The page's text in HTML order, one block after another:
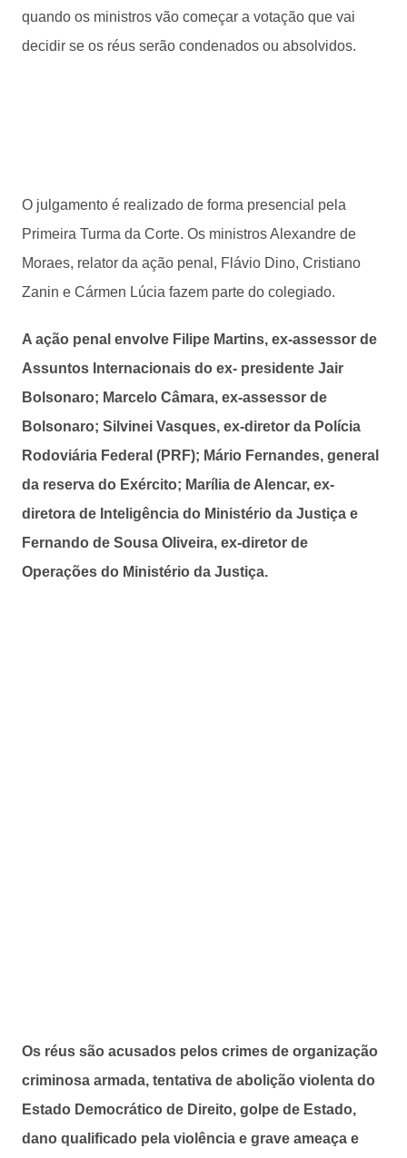
quando os ministros vão começar a votação que vai
decidir se os réus serão condenados ou absolvidos.
O julgamento é realizado de forma presencial pela
Primeira Turma da Corte. Os ministros Alexandre de
Moraes, relator da ação penal, Flávio Dino, Cristiano
Zanin e Cármen Lúcia fazem parte do colegiado.
A ação penal envolve Filipe Martins, ex-assessor de
Assuntos Internacionais do ex- presidente Jair
Bolsonaro; Marcelo Câmara, ex-assessor de
Bolsonaro; Silvinei Vasques, ex-diretor da Polícia
Rodoviária Federal (PRF); Mário Fernandes, general
da reserva do Exército; Marília de Alencar, ex-
diretora de Inteligência do Ministério da Justiça e
Fernando de Sousa Oliveira, ex-diretor de
Operações do Ministério da Justiça.
Os réus são acusados pelos crimes de organização
criminosa armada, tentativa de abolição violenta do
Estado Democrático de Direito, golpe de Estado,
dano qualificado pela violência e grave ameaça e